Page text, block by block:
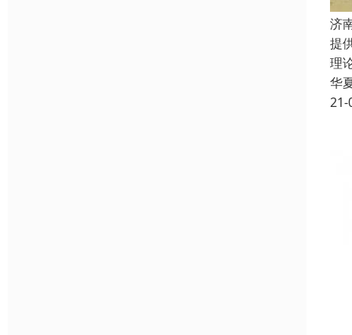
济
提
理
华
21-